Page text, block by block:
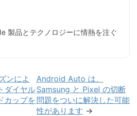
製品とテクノロジーに情熱を注ぐ
ンによ
ダイヤル
カップを
Android Auto は、
Samsung と Pixel の切断
問題をついに解決した可能
性があります →